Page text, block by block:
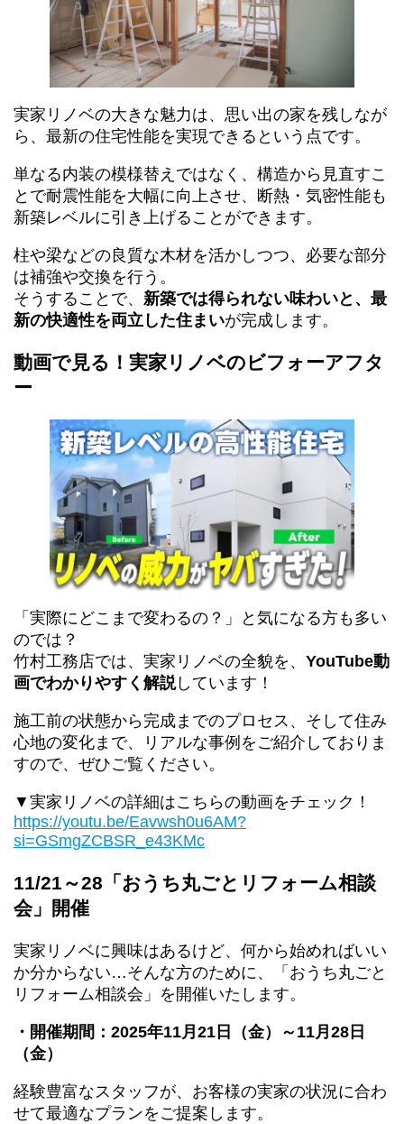
実家リノベの大きな魅力は、思い出の家を残しなが
ら、最新の住宅性能を実現できるという点です。
単なる内装の模様替えではなく、構造から見直すこ
とで耐震性能を大幅に向上させ、断熱・気密性能も
新築レベルに引き上げることができます。
柱や梁などの良質な木材を活かしつつ、必要な部分
は補強や交換を行う。
そうすることで、 新築では得られない味わいと、最
新の快適性を両立した住まいが完成します。
動画で見る！実家リノベのビフォーアフタ
ー
「実際にどこまで変わるの？」と気になる方も多い
のでは？
竹村工務店では、実家リノベの全貌を、 YouTube動
画でわかりやすく解説しています！
施工前の状態から完成までのプロセス、そして住み
心地の変化まで、リアルな事例をご紹介しておりま
すので、ぜひご覧ください。
▼実家リノベの詳細はこちらの動画をチェック！
https://youtu.be/Eavwsh0u6AM?
si=GSmgZCBSR_e43KMc
11/21～28「おうち丸ごとリフォーム相談
会」開催
実家リノベに興味はあるけど、何から始めればいい
か分からない…そんな方のために、「おうち丸ごと
リフォーム相談会」を開催いたします。
・開催期間：2025年11月21日（金）～11月28日
（金）
経験豊富なスタッフが、お客様の実家の状況に合わ
せて最適なプランをご提案します。